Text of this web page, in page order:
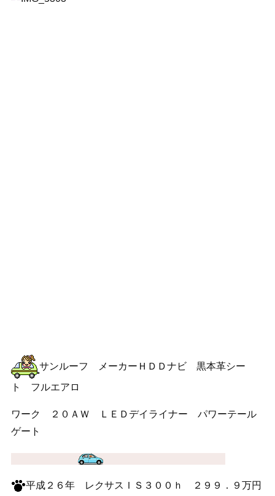
サンルーフ メーカーＨＤＤナビ 黒本革シー
ト フルエアロ
ワーク ２０ＡＷ ＬＥＤデイライナー パワーテール
ゲート
平成２６年 レクサスＩＳ３００ｈ ２９９．９万円